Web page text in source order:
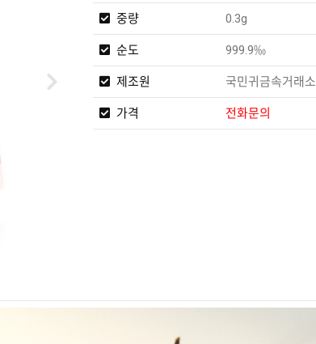
중량 0.3g
순도 999.9‰
제조원 국민귀금속거래소
가격 전화문의